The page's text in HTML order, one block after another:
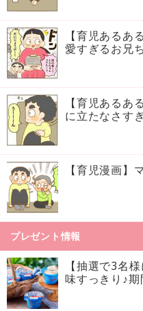
【育児あるあ
愛すぎるお兄
【育児あるあ
に立たなさす
【育児漫画】
プレゼント情報
【抽選で3名
味すっきり♪